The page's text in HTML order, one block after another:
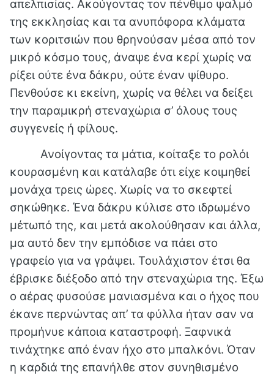
απελπισίας. Ακούγοντας τον πένθιμο ψαλμό
της εκκλησίας και τα ανυπόφορα κλάματα
των κοριτσιών που θρηνούσαν μέσα από τον
μικρό κόσμο τους, άναψε ένα κερί χωρίς να
ρίξει ούτε ένα δάκρυ, ούτε έναν ψίθυρο.
Πενθούσε κι εκείνη, χωρίς να θέλει να δείξει
την παραμικρή στεναχώρια σ’ όλους τους
συγγενείς ή φίλους.
Ανοίγοντας τα μάτια, κοίταξε το ρολόι
κουρασμένη και κατάλαβε ότι είχε κοιμηθεί
μονάχα τρεις ώρες. Χωρίς να το σκεφτεί
σηκώθηκε. Ένα δάκρυ κύλισε στο ιδρωμένο
μέτωπό της, και μετά ακολούθησαν και άλλα,
μα αυτό δεν την εμπόδισε να πάει στο
γραφείο για να γράψει. Τουλάχιστον έτσι θα
έβρισκε διέξοδο από την στεναχώρια της. Έξω
ο αέρας φυσούσε μανιασμένα και ο ήχος που
έκανε περνώντας απ’ τα φύλλα ήταν σαν να
προμήνυε κάποια καταστροφή. Ξαφνικά
τινάχτηκε από έναν ήχο στο μπαλκόνι. Όταν
η καρδιά της επανήλθε στον συνηθισμένο